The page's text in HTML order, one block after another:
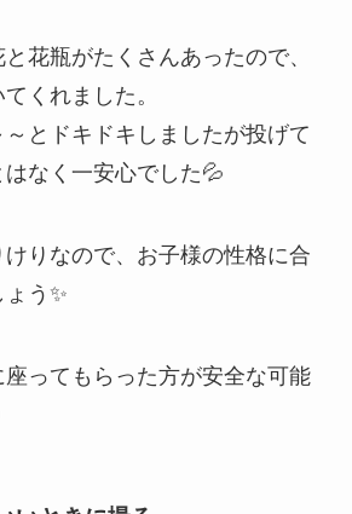
花瓶がたくさんあったので、
くれました。
とドキドキしましたが投げて
なく一安心でした💦
りなので、お子様の性格に合
う✨
ってもらった方が安全な可能